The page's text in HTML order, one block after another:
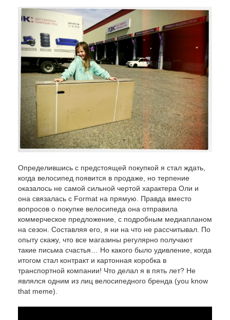
Определившись с предстоящей покупкой я стал ждать,
когда велосипед появится в продаже, но терпение
оказалось не самой сильной чертой характера Оли и
она связалась с Format на прямую. Правда вместо
вопросов о покупке велосипеда она отправила
коммерческое предложение, с подробным медиапланом
на сезон. Составляя его, я ни на что не рассчитывал. По
опыту скажу, что все магазины регулярно получают
такие письма счастья… Но какого было удивление, когда
итогом стал контракт и картонная коробка в
транспортной компании! Что делал я в пять лет? Не
являлся одним из лиц велосипедного бренда (you know
that meme).